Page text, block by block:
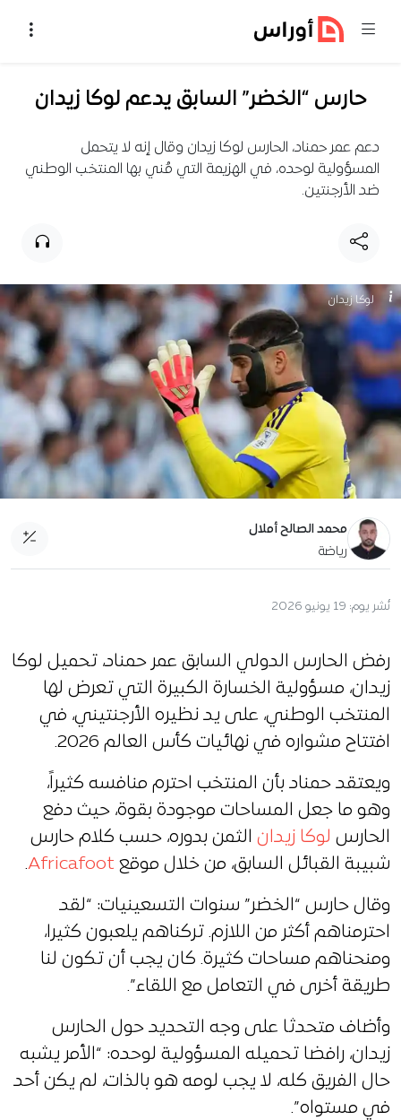
حارس “الخضر” السابق يدعم لوكا زيدان
دعم عمر حمناد، الحارس لوكا زيدان وقال إنه لا يتحمل
المسؤولية لوحده، في الهزيمة التي مُني بها المنتخب الوطني
ضد الأرجنتين.
لوكا زيدان
محمد الصالح أملال
رياضة
نُشر يوم: 19 يونيو 2026
رفض الحارس الدولي السابق عمر حمناد، تحميل لوكا
زيدان، مسؤولية الخسارة الكبيرة التي تعرض لها
المنتخب الوطني، على يد نظيره الأرجنتيني، في
افتتاح مشواره في نهائيات كأس العالم 2026.
ويعتقد حمناد بأن المنتخب احترم منافسه كثيراً،
وهو ما جعل المساحات موجودة بقوة، حيث دفع
الحارس لوكا زيدان الثمن بدوره، حسب كلام حارس
شبيبة القبائل السابق، من خلال موقع Africafoot
.
وقال حارس “الخضر” سنوات التسعينيات: “لقد
احترمناهم أكثر من اللازم. تركناهم يلعبون كثيرا،
ومنحناهم مساحات كثيرة. كان يجب أن تكون لنا
طريقة أخرى في التعامل مع اللقاء”.
وأضاف متحدثا على وجه التحديد حول الحارس
زيدان، رافضا تحميله المسؤولية لوحده: “الأمر يشبه
حال الفريق كله، لا يجب لومه هو بالذات، لم يكن أحد
في مستواه”.